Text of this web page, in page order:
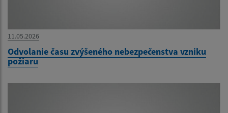
11.05.2026
Odvolanie času zvýšeného nebezpečenstva vzniku
požiaru